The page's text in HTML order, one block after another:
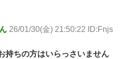
26/01/30(金) 21:50:22 ID:Fnjs
持ちの方はいらっさいません